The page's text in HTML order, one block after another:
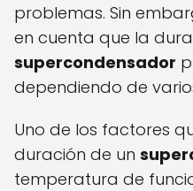
problemas. Sin
en cuenta que la
supercondensador
dependiendo de
Uno de los factores
duración de un
temperatura de